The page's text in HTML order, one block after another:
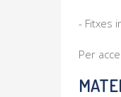
- Fitxes
Per